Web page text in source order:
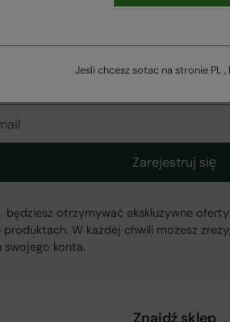
Otrzymuj nasze
Zarejestruj się
będziesz otrzymywać ekskluzywne
produktach. W każdej chwili możesz
swojego konta.
Znajdź sklep
Jesli chcesz sotac na stronie PL ,